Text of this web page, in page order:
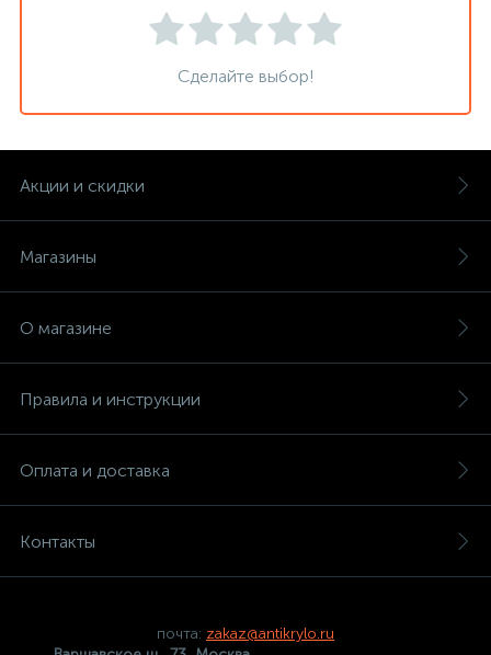
Сделайте выбор!
Акции и скидки
Магазины
О магазине
Правила и инструкции
Оплата и доставка
Контакты
почта: zakaz@antikrylo.ru